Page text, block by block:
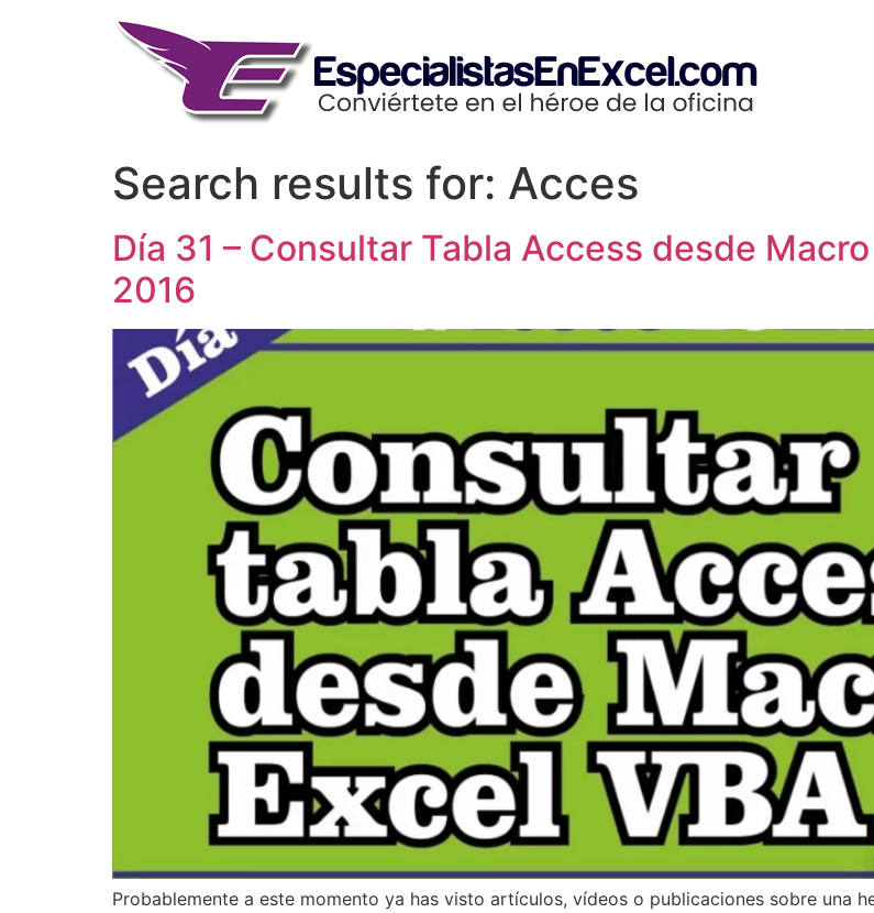
Search results for: Acces
Día 31 – Consultar Tabla Access desde
2016
Probablemente a este momento ya has visto artículos, vídeos o publicaciones sobre una